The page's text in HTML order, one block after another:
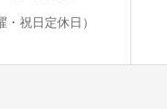
祝日定休日）